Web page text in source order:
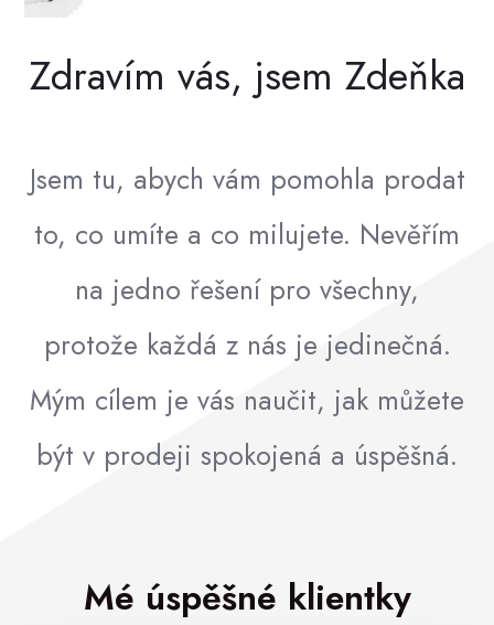
Zdravím vás, jsem Zdeňka
Jsem tu, abych vám pomohla prodat
to, co umíte a co milujete. Nevěřím
na jedno řešení pro všechny,
protože každá z nás je jedinečná.
Mým cílem je vás naučit, jak můžete
být v prodeji spokojená a úspěšná.
Mé úspěšné klientky